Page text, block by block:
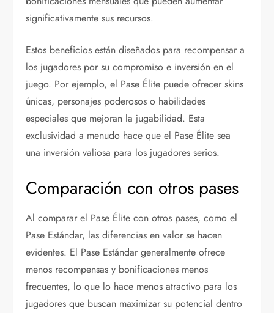
significativamente sus recursos.
Estos beneficios están diseñados para recompensar a
los jugadores por su compromiso e inversión en el
juego. Por ejemplo, el Pase Élite puede ofrecer skins
únicas, personajes poderosos o habilidades
especiales que mejoran la jugabilidad. Esta
exclusividad a menudo hace que el Pase Élite sea
una inversión valiosa para los jugadores serios.
Comparación con otros pases
Al comparar el Pase Élite con otros pases, como el
Pase Estándar, las diferencias en valor se hacen
evidentes. El Pase Estándar generalmente ofrece
menos recompensas y bonificaciones menos
frecuentes, lo que lo hace menos atractivo para los
jugadores que buscan maximizar su potencial dentro